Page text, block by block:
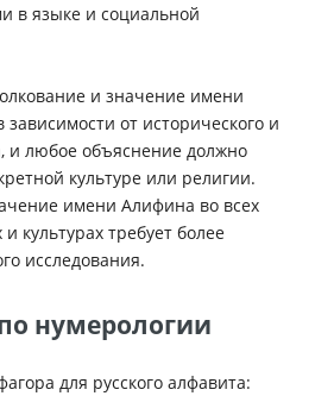
в языке и социальной
и значение имени
зависимости от исторического и
и любое объяснение должно
культуре или религии.
имени Алифина во всех
культурах требует более
исследования.
нумерологии
для русского алфавита: